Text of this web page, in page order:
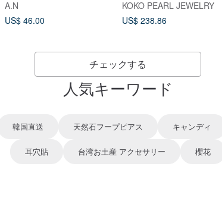
A.N
US$ 46.00
0.05ct x 2pc合計0.1ct天然
鑽石耳釘 耳環 耳針 pt鉑金
KOKO PEARL JEWELRY
US$ 238.86
チェックする
人気キーワード
韓国直送 天然石フープピアス キャンディ
耳穴貼⁠ 台湾お土産 アクセサリー 櫻花